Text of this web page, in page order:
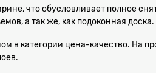
что обусловливает полное
а так же, как подоконная доска.
в категории цена-качество. На